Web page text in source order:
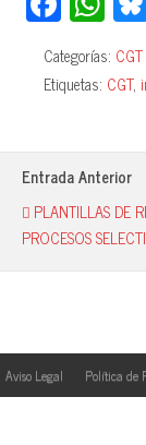
ce
bo
ok
ha
ts
A
pp
Categorías: CGT
Etiquetas: CGT,
Entrada Anterior
PLANTILLAS DE
PROCESOS
Aviso Legal Política de